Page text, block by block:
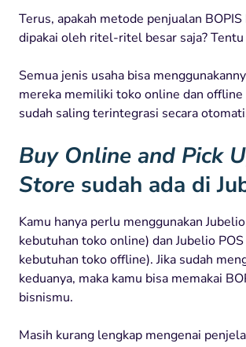
Terus, apakah metode penjualan BOPIS
dipakai oleh ritel-ritel besar saja? Tentu
Semua jenis usaha bisa
mereka memiliki toko online dan offline
sudah saling terintegrasi secara
Buy Online and Pick
Store sudah ada di
Kamu hanya perlu menggunakan
kebutuhan toko online) dan Jubelio
kebutuhan toko offline). Jika sudah
keduanya, maka kamu bisa memakai
bisnismu.
Masih kurang lengkap mengenai